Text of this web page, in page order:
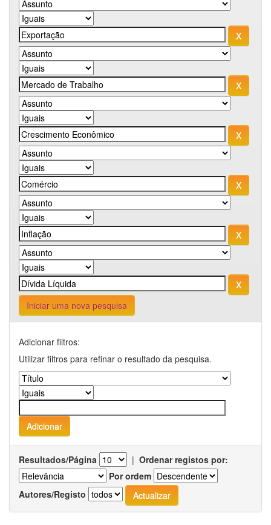
Iniciar uma nova pesquisa
Adicionar filtros:
Utilizar filtros para refinar o resultado da pesquisa.
Resultados/Página | Ordenar registos por:
Por ordem
Autores/Registo